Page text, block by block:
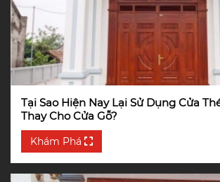
Tại Sao Hiện Nay Lại Sử Dụng Cửa
Thay Cho Cửa Gỗ?
Khám Phá